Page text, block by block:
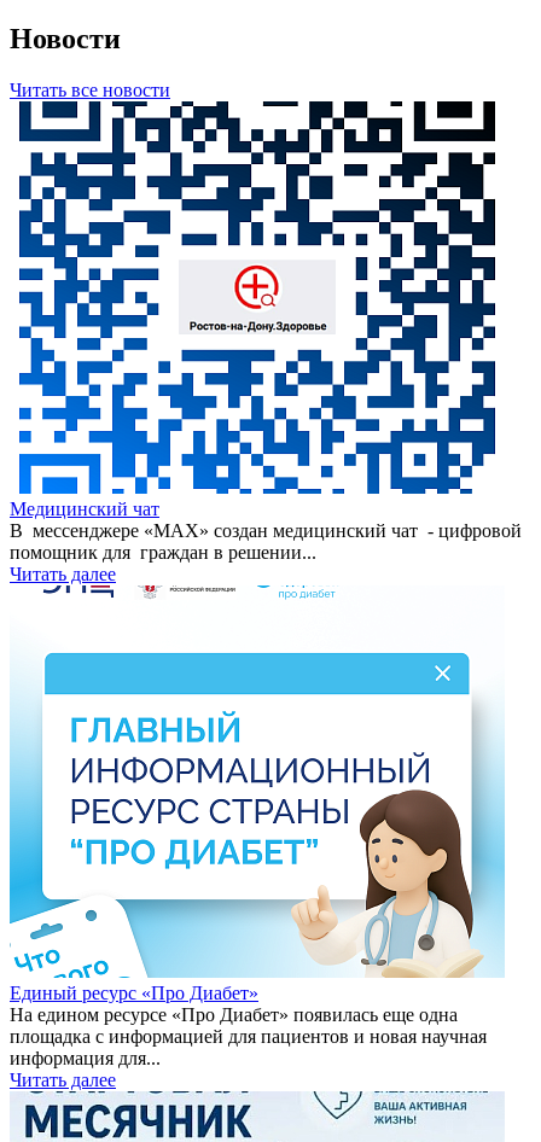
Новости
Читать все новости
Медицинский чат
В мессенджере «МАХ» создан медицинский чат - цифровой
помощник для граждан в решении...
Читать далее
Единый ресурс «Про Диабет»
На едином ресурсе «Про Диабет» появилась еще одна
площадка с информацией для пациентов и новая научная
информация для...
Читать далее